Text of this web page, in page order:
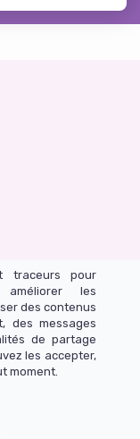
traceurs pour
améliorer les
des contenus
des messages
de partage
les accepter,
moment.